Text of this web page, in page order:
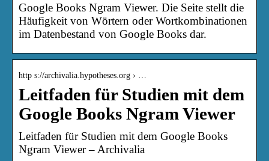
Google Books Ngram Viewer. Die Seite stellt die
Häufigkeit von Wörtern oder Wortkombinationen
im Datenbestand von Google Books dar.
http s://archivalia.hypotheses.org › …
Leitfaden für Studien mit dem
Google Books Ngram Viewer
Leitfaden für Studien mit dem Google Books
Ngram Viewer – Archivalia